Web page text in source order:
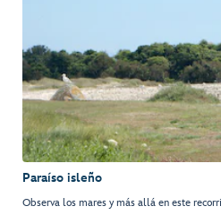
Paraíso isleño
Observa los mares y más allá en este